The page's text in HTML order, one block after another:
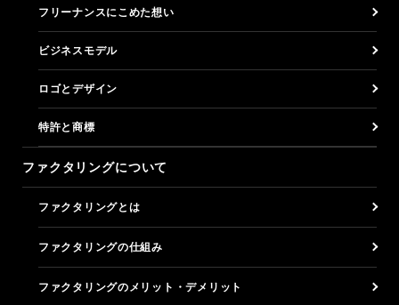
フリーナンスにこめた想い
ビジネスモデル
ロゴとデザイン
特許と商標
ファクタリングについて
ファクタリングとは
ファクタリングの仕組み
ファクタリングのメリット・デメリット